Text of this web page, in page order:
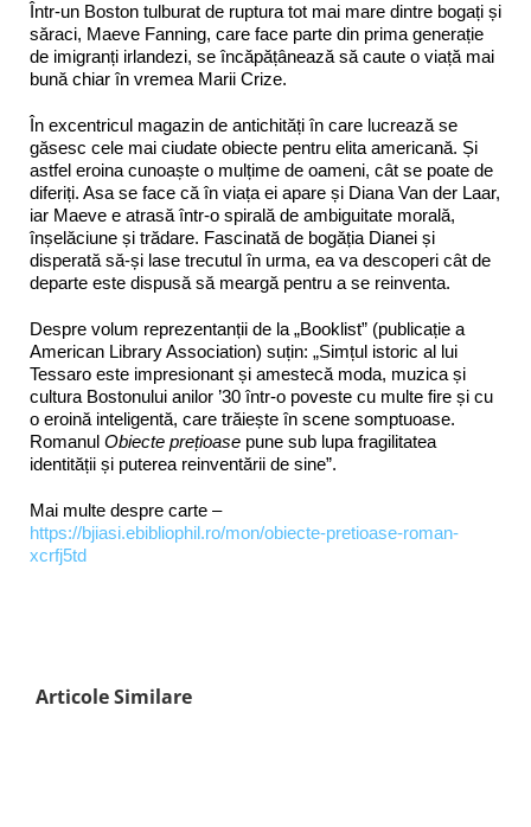
Într-un Boston tulburat de ruptura tot mai mare dintre bogați și
săraci, Maeve Fanning, care face parte din prima generație
de imigranți irlandezi, se încăpățânează să caute o viață mai
bună chiar în vremea Marii Crize.
În excentricul magazin de antichități în care lucrează se
găsesc cele mai ciudate obiecte pentru elita americană. Și
astfel eroina cunoaște o mulțime de oameni, cât se poate de
diferiți. Asa se face că în viața ei apare și Diana Van der Laar,
iar Maeve e atrasă într-o spirală de ambiguitate morală,
înșelăciune și trădare. Fascinată de bogăția Dianei și
disperată să-și lase trecutul în urma, ea va descoperi cât de
departe este dispusă să meargă pentru a se reinventa.
Despre volum reprezentanții de la „Booklist” (publicație a
American Library Association) suțin: „Simțul istoric al lui
Tessaro este impresionant și amestecă moda, muzica și
cultura Bostonului anilor ’30 într-o poveste cu multe fire și cu
o eroină inteligentă, care trăiește în scene somptuoase.
Romanul Obiecte prețioase pune sub lupa fragilitatea
identității și puterea reinventării de sine”.
Mai multe despre carte –
https://bjiasi.ebibliophil.ro/mon/obiecte-pretioase-roman-
xcrfj5td
Articole Similare